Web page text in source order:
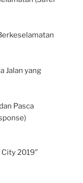
Jalan yang
Pasca
2019”